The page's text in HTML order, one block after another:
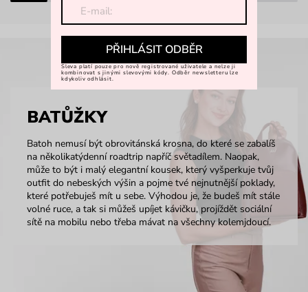
BATŮŽKY
Batoh nemusí být obrovitánská krosna, do které se zabalíš
na několikatýdenní roadtrip napříč světadílem. Naopak,
může to být i malý elegantní kousek, který vyšperkuje tvůj
outfit do nebeských výšin a pojme tvé nejnutnější poklady,
které potřebuješ mít u sebe. Výhodou je, že budeš mít stále
volné ruce, a tak si můžeš upíjet kávičku, projíždět sociální
sítě na mobilu nebo třeba mávat na všechny kolemjdoucí.
PŘIHLÁSIT ODBĚR
Sleva platí pouze pro nově registrované uživatele a nelze ji
kombinovat s jinými slevovými kódy. Odběr newsletteru lze
kdykoliv odhlásit.